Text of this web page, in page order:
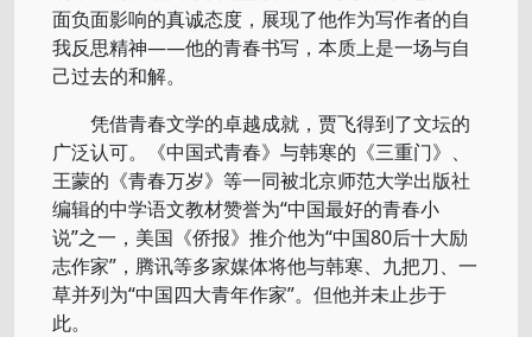
面负面影响的真诚态度，展现了他作为写作者的自
我反思精神——他的青春书写，本质上是一场与自
己过去的和解。
凭借青春文学的卓越成就，贾飞得到了文坛的
广泛认可。《中国式青春》与韩寒的《三重门》、
王蒙的《青春万岁》等一同被北京师范大学出版社
编辑的中学语文教材赞誉为“中国最好的青春小
说”之一，美国《侨报》推介他为“中国80后十大励
志作家”，腾讯等多家媒体将他与韩寒、九把刀、一
草并列为“中国四大青年作家”。但他并未止步于
此。